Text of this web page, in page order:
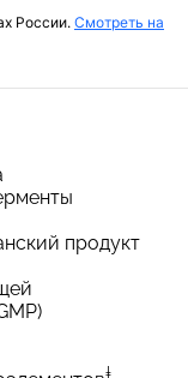
России. Смотреть на
продукт
‡